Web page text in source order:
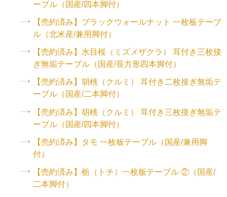
ーブル（国産/四本脚付）
【売約済み】ブラックウォールナット 一枚板テーブ
ル（北米産/兼用脚付）
【売約済み】水目桜（ミズメザクラ） 耳付き三枚接
ぎ無垢テーブル（国産/長方形四本脚付）
【売約済み】胡桃（クルミ） 耳付き二枚接ぎ無垢テ
ーブル（国産/二本脚付）
【売約済み】胡桃（クルミ） 耳付き三枚接ぎ無垢テ
ーブル（国産/四本脚付）
【売約済み】タモ 一枚板テーブル（国産/兼用脚
付）
【売約済み】栃（トチ）一枚板テーブル ②（国産/
二本脚付）